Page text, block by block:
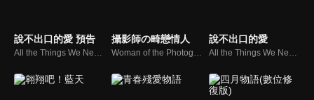
說不出口的愛 預告
All the Things We Never Said
攝影師の畸戀情人
Woman of the Photographs
說不出口的愛
All the Things We Never Said